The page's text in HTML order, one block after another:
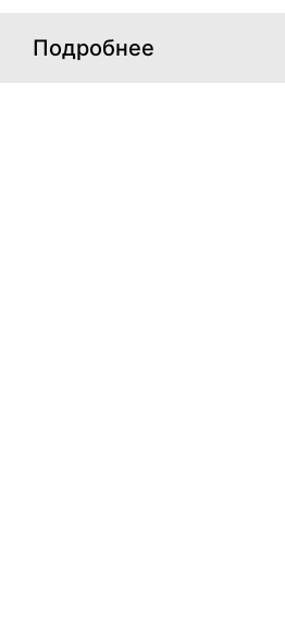
Подробнее